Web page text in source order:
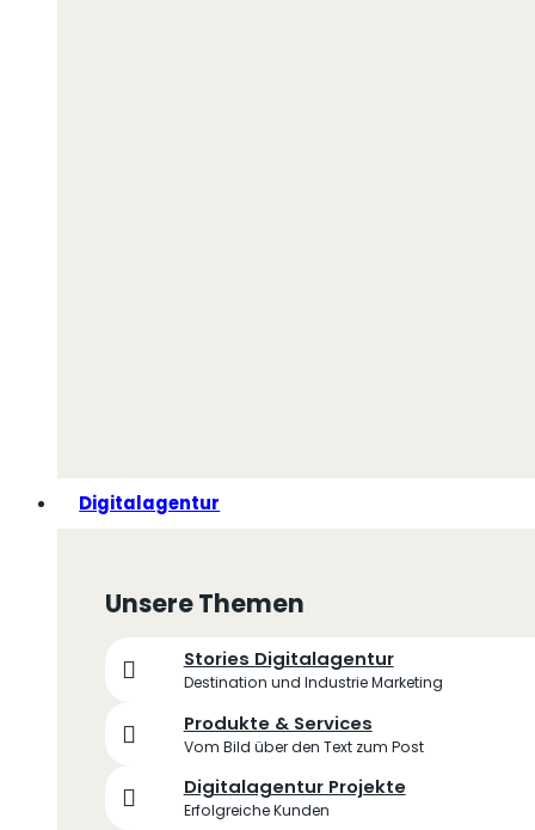
Digitalagentur
Unsere Themen
Stories Digitalagentur
Destination und Industrie Marketing
Produkte & Services
Vom Bild über den Text zum Post
Digitalagentur Projekte
Erfolgreiche Kunden